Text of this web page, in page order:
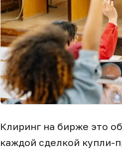
Клиринг на бирже это
каждой сделкой купли-